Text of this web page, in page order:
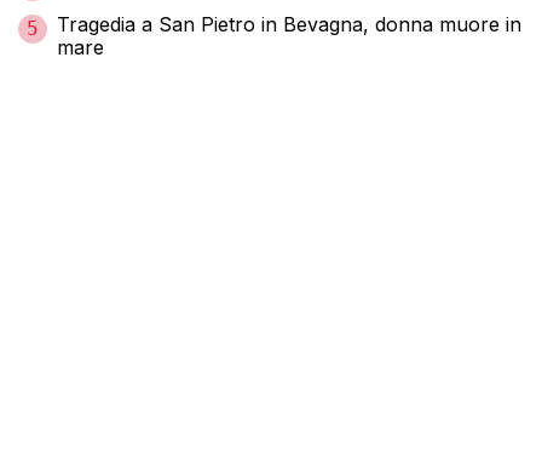
5
Tragedia a San Pietro in Bevagna, donna muore in
mare